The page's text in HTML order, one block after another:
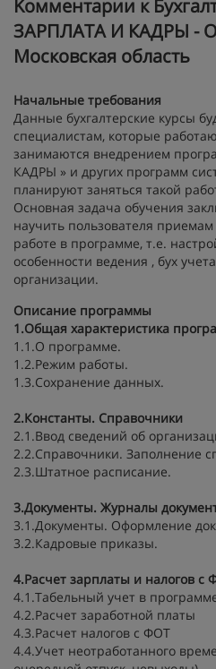
Kомментарии к
ЗАРПЛАТА И КАДРЫ -
Московская область
Начальные требования
Данные бухгалтерские курсы
специалистам, которые
занимаются внедрением
КАДРЫ » и других программ
планируют заняться такой
Основная задача обучения
научить пользователя
работе в программе, т.е.
особенности ведения , бух
организации.
Описание программы
1.Общая характеристика
1.1.О программе.
1.2.Режим работы.
1.3.Сохранение данных.
2.Константы. Справочники
2.1.Ввод сведений об
2.2.Справочники. Заполнение
2.3.Штатное расписание.
3.Документы. Журналы
3.1.Документы. Оформление
3.2.Кадровые приказы.
4.Расчет зарплаты и налогов с
4.1.Табельный учет в
4.2.Расчет заработной платы
4.3.Расчет налогов с ФОТ
4.4.Учет неотработанного